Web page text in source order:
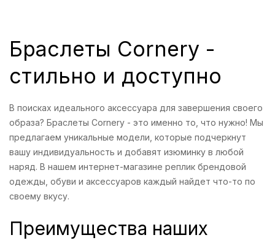
Браслеты Cornery -
стильно и доступно
В поисках идеального аксессуара для завершения своего
образа? Браслеты Cornery - это именно то, что нужно! Мы
предлагаем уникальные модели, которые подчеркнут
вашу индивидуальность и добавят изюминку в любой
наряд. В нашем интернет-магазине реплик брендовой
одежды, обуви и аксессуаров каждый найдет что-то по
своему вкусу.
Преимущества наших